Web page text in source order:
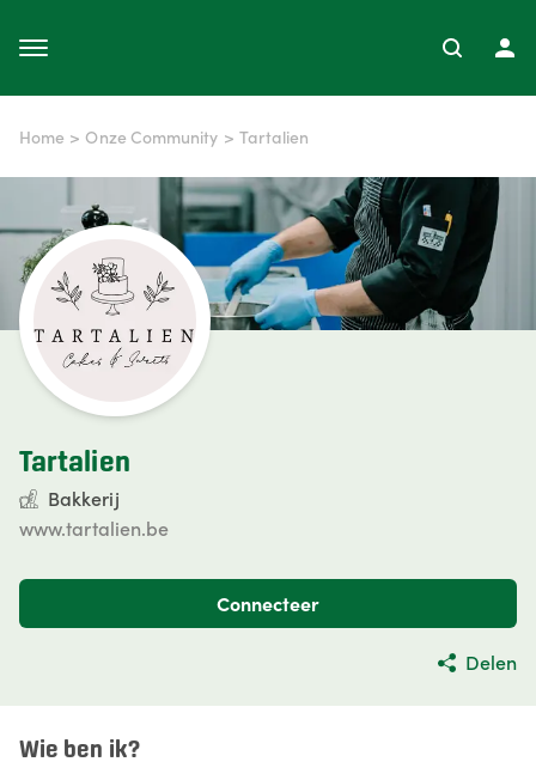
Home > Onze Community > Tartalien
Tartalien
Bakkerij
www.tartalien.be
Connecteer
Delen
Wie ben ik?